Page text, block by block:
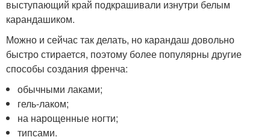
выступающий край подкрашивали изнутри белым
карандашиком.
Можно и сейчас так делать, но карандаш довольно
быстро стирается, поэтому более популярны другие
способы создания френча:
обычными лаками;
гель-лаком;
на нарощенные ногти;
типсами.